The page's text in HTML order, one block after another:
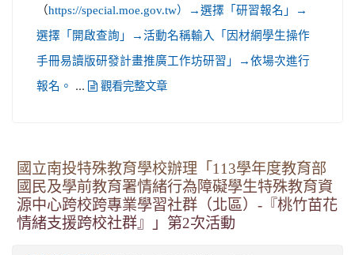
（https://special.moe.gov.tw）→選擇「研習報名」→
選擇「開啟查詢」→活動名稱輸入「因材網學生操作
手冊易讀版研發計畫推廣工作坊研習」→依場次進行
報名。 ... 觀看完整文章
國立南投特殊教育學校辦理「113學年度教育部
國民及學前教育署情緒行為障礙學生特殊教育資
源中心跨校跨專業學習社群（北區）-『桃竹苗花
情緒支援跨校社群』」第2次活動